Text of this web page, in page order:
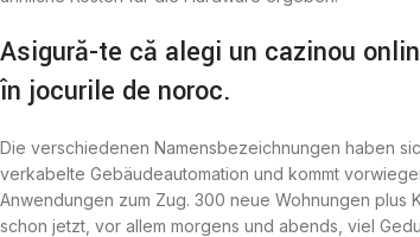
Asigură-te că alegi un cazinou
în jocurile de noroc.
Die verschiedenen Namensbezeichnungen haben
verkabelte Gebäudeautomation und kommt
Anwendungen zum Zug. 300 neue Wohnungen plus
schon jetzt, vor allem morgens und abends, viel